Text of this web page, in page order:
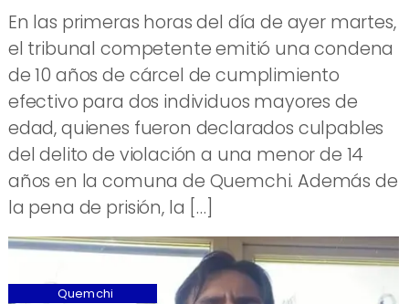
En las primeras horas del día de ayer martes,
el tribunal competente emitió una condena
de 10 años de cárcel de cumplimiento
efectivo para dos individuos mayores de
edad, quienes fueron declarados culpables
del delito de violación a una menor de 14
años en la comuna de Quemchi. Además de
la pena de prisión, la […]
Quemchi